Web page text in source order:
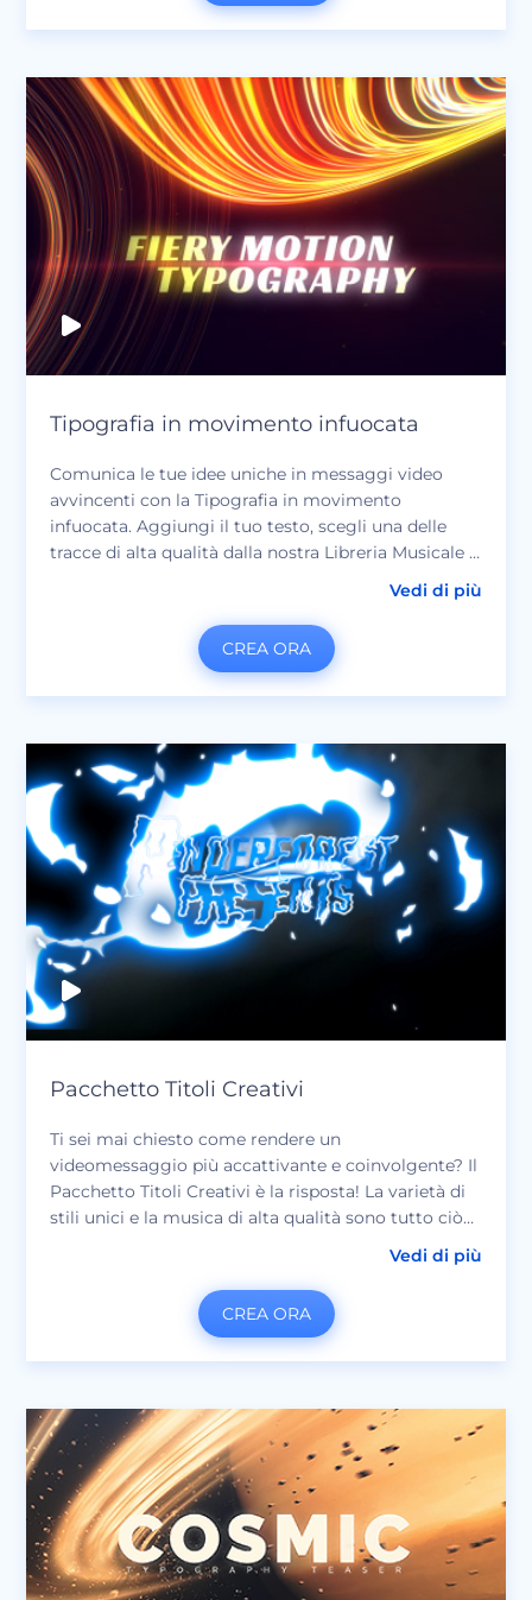
ottieni un video professionale in pochi minuti!
Tipografia in movimento infuocata
Comunica le tue idee uniche in messaggi video
avvincenti con la Tipografia in movimento
infuocata. Aggiungi il tuo testo, scegli una delle
tracce di alta qualità dalla nostra Libreria Musicale e
ottieni un video professionale in pochi minuti!
messaggi video, video con citazioni e molto altro.
Condividi pura genialità.
Vedi di più
CREA ORA
Pacchetto Titoli Creativi
Ti sei mai chiesto come rendere un
videomessaggio più accattivante e coinvolgente? Il
Pacchetto Titoli Creativi è la risposta! La varietà di
stili unici e la musica di alta qualità sono tutto ciò
di cui hai bisogno per creare un video tipografico
eccezionale. Usalo in diversi progetti creativi come
presentazioni, spot TV, trailer cinematografici,
teaser, annunci aziendali e molto altro.
Vedi di più
CREA ORA